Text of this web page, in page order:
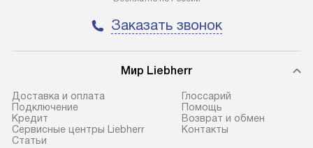
оформлении заказа.
доставки доставит упакованный
прибор до подъезда. Если
требуется переместить прибор
до двери квартиры или до места
установки, пожалуйста,
установленной
холодильников
к водопроводу,
Заказать звонок
Мир Liebherr
Доставка и оплата
Подключение
Кредит
Сервисные центры Liebherr
Cтатьи
Глоссарий
Помощь
Возврат и обмен
Контакты